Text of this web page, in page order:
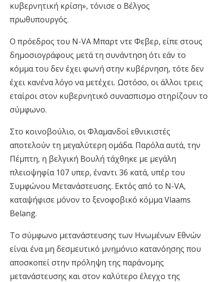
κυβερνητική κρίση», τόνισε ο Βέλγος
πρωθυπουργός.
Ο πρόεδρος του N-VA Μπαρτ ντε Φεβερ, είπε στους
δημοσιογράφους μετά τη συνάντηση ότι εάν το
κόμμα του δεν έχει φωνή στην κυβέρνηση, τότε δεν
έχει κανένα λόγο να μετέχει. Ωστόσο, οι άλλοι τρεις
εταίροι στον κυβερνητικό συνασπισμο στηρίζουν το
σύμφωνο.
Στο κοινοβούλιο, οι Φλαμανδοί εθνικιστές
αποτελούν τη μεγαλύτερη ομάδα. Παρόλα αυτά, την
Πέμπτη, η βελγική Βουλή τάχθηκε με μεγάλη
πλειοψηφία 107 υπερ, έναντι 36 κατά, υπέρ του
Συμφώνου Μετανάστευσης. Εκτός από το N-VA,
καταψήφισε μόνον το ξενοφοβικό κόμμα Vlaams
Belang.
Το σύμφωνο μετανάστευσης των Ηνωμένων Εθνών
είναι ένα μη δεσμευτικό μνημόνιο κατανόησης που
αποσκοπεί στην πρόληψη της παράνομης
μετανάστευσης και στον καλύτερο έλεγχο της